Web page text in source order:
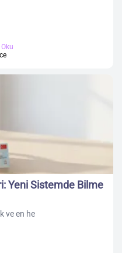
Oku
Yeni Sistemde Bilme
ve en he